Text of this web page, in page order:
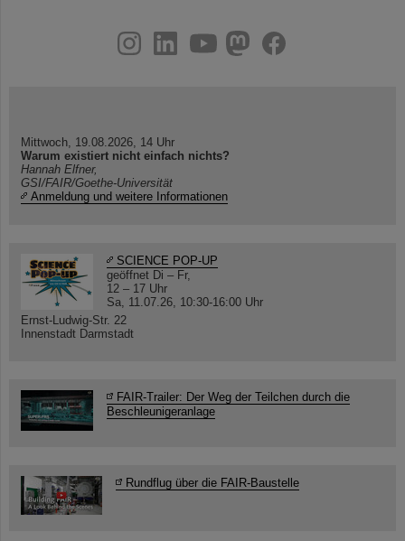
youtube
helmholtz.social
facebook
Mittwoch, 19.08.2026, 14 Uhr
Warum existiert nicht einfach nichts?
Hannah Elfner,
GSI/FAIR/Goethe-Universität
Anmeldung und weitere Informationen
SCIENCE POP-UP
geöffnet Di – Fr,
12 – 17 Uhr
Sa, 11.07.26, 10:30-16:00 Uhr
Ernst-Ludwig-Str. 22
Innenstadt Darmstadt
FAIR-Trailer: Der Weg der Teilchen durch die
Beschleunigeranlage
Rundflug über die FAIR-Baustelle